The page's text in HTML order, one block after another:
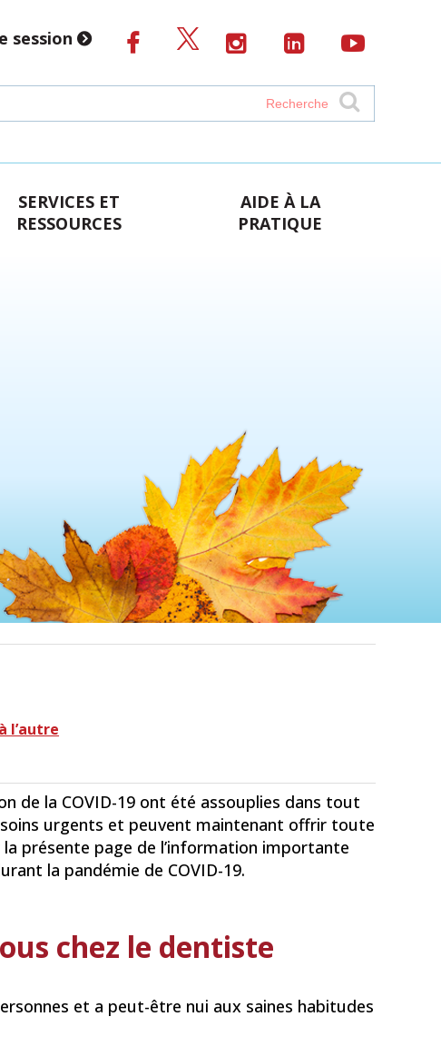
session
SERVICES ET
RESSOURCES
AIDE À LA
PRATIQUE
l’autre
de la COVID-19 ont été assouplies dans tout
urgents et peuvent maintenant offrir toute
présente page de l’information importante
la pandémie de COVID-19.
chez le dentiste
et a peut-être nui aux saines habitudes